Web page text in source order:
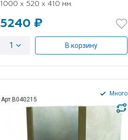
1000 x 520 x 410 мм.
5240 ₽
1 В корзину
Арт B040215
Много